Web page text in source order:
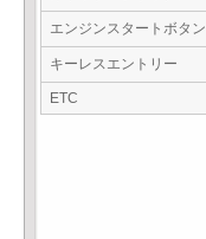
エンジンスタートボタン
キーレスエントリー
ETC